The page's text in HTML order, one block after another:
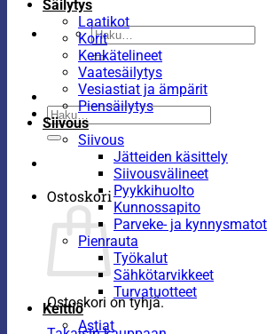
Etsi:
Etsi:
Ostoskori
Ostoskori on tyhjä.
Säilytys
Laatikot
Korit
Kenkätelineet
Vaatesäilytys
Vesiastiat ja ämpärit
Piensäilytys
Siivous
Siivous
Jätteiden käsittely
Siivousvälineet
Pyykkihuolto
Kunnossapito
Parveke- ja kynnysmatot
Pienrauta
Työkalut
Sähkötarvikkeet
Turvatuotteet
Keittiö
Astiat